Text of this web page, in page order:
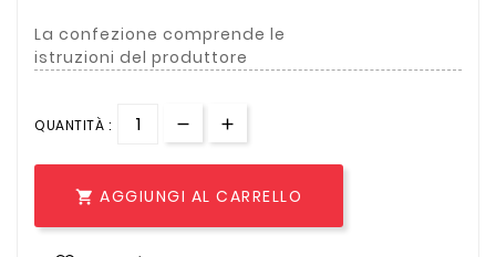
La confezione comprende le
istruzioni del produttore
QUANTITÀ :
 AGGIUNGI AL CARRELLO